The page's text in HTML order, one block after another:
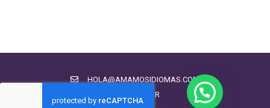
HOLA@AMAMOSIDIOMAS.COM
CHATEAR